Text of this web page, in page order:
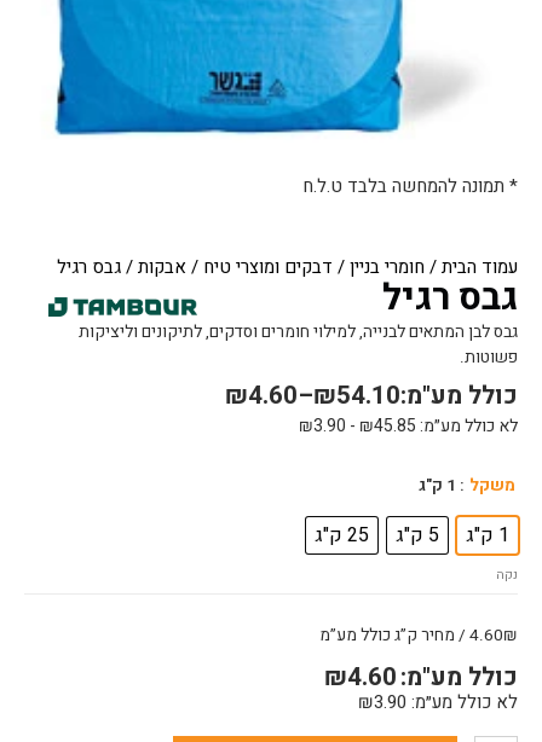
עמוד הבית/ חומרי בניין/ דבקים ומוצרי טיח / אבקות/ גבס רגיל
גבס רגיל
גבס לבן המתאים לבנייה, למילוי חומרים וסדקים, לתיקונים וליציקות
פשוטות.
₪4.60–₪54.10כולל מע"מ:
לא כולל מע״מ: ₪45.85
-
₪3.90
משקל : 1 ק"ג
1 ק"ג 5 ק"ג 25 ק"ג
נקה
4.60₪ / מחיר ק”ג כולל מע”מ
₪4.60כולל מע"מ:
לא כולל מע״מ: ₪3.90
כמות
גבס
רגיל
* תמונה להמחשה בלבד ט.ל.ח